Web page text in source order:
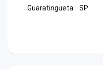
Guaratingueta
SP